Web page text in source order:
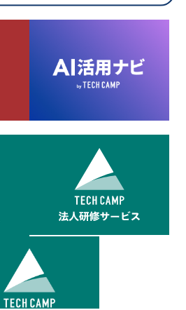
した情報とその利用について
ータ・マネジメント・プラットフォ
されたウェブの閲覧機歴及びその分
客様の個人データと結びつけた上
用いたします。